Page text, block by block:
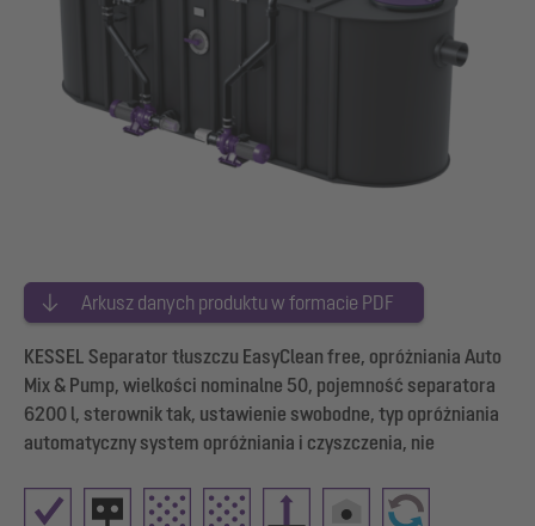
Arkusz danych produktu w formacie PDF
KESSEL Separator tłuszczu EasyClean free, opróżniania Auto
Mix & Pump, wielkości nominalne 50, pojemność separatora
6200 l, sterownik tak, ustawienie swobodne, typ opróżniania
automatyczny system opróżniania i czyszczenia, nie